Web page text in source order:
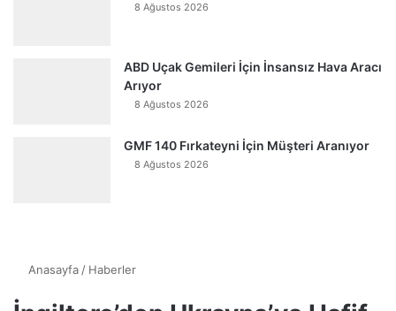
8 Ağustos 2026
ABD Uçak Gemileri İçin İnsansız Hava Aracı
Arıyor
8 Ağustos 2026
GMF 140 Fırkateyni İçin Müşteri Aranıyor
8 Ağustos 2026